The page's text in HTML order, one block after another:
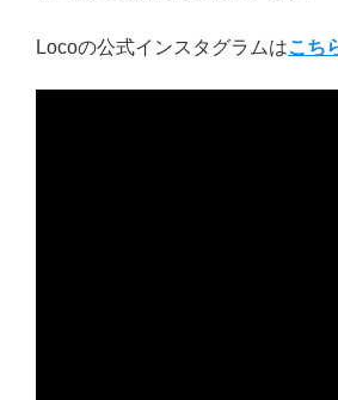
Locoの公式インスタグラムはこち